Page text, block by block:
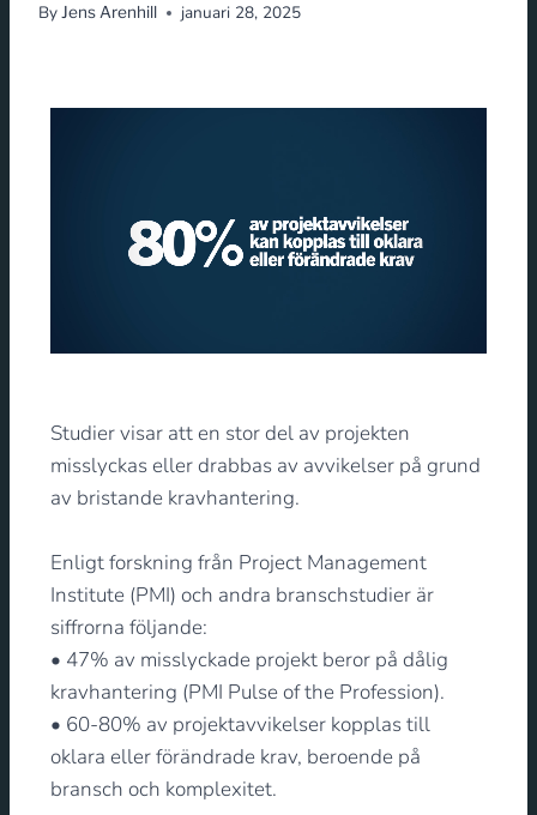
By Jens Arenhill januari 28, 2025
Studier visar att en stor del av projekten
misslyckas eller drabbas av avvikelser på grund
av bristande kravhantering.
Enligt forskning från Project Management
Institute (PMI) och andra branschstudier är
siffrorna följande:
• 47% av misslyckade projekt beror på dålig
kravhantering (PMI Pulse of the Profession).
• 60-80% av projektavvikelser kopplas till
oklara eller förändrade krav, beroende på
bransch och komplexitet.